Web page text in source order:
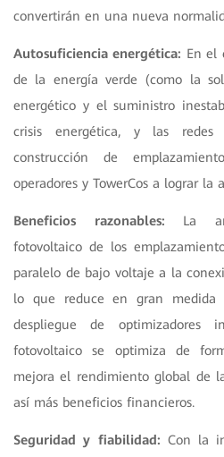
convertirán en una nueva
Autosuficiencia energética: En el
de la energía verde (como la
energético y el suministro
crisis energética, y las
construcción de
operadores y TowerCos a lograr la
Beneficios razonables: La
fotovoltaico de los
paralelo de bajo voltaje a la
lo que reduce en gran medida
despliegue de optimizadores
fotovoltaico se optimiza de
mejora el rendimiento global de
así más beneficios financieros.
Seguridad y fiabilidad: Con la